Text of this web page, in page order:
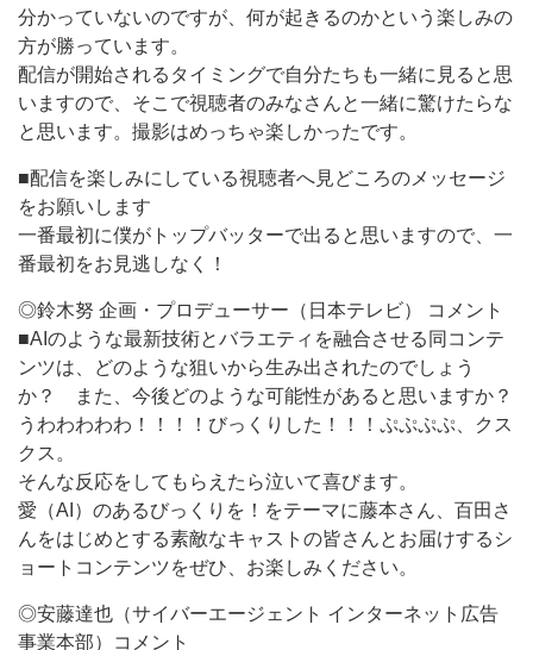
分かっていないのですが、何が起きるのかという楽しみの
方が勝っています。
配信が開始されるタイミングで自分たちも一緒に見ると思
いますので、そこで視聴者のみなさんと一緒に驚けたらな
と思います。撮影はめっちゃ楽しかったです。
■配信を楽しみにしている視聴者へ見どころのメッセージ
をお願いします
一番最初に僕がトップバッターで出ると思いますので、一
番最初をお見逃しなく！
◎鈴木努 企画・プロデューサー（日本テレビ） コメント
■AIのような最新技術とバラエティを融合させる同コンテ
ンツは、どのような狙いから生み出されたのでしょう
か？ また、今後どのような可能性があると思いますか？
うわわわわわ！！！！びっくりした！！！ぷぷぷぷ、クス
クス。
そんな反応をしてもらえたら泣いて喜びます。
愛（AI）のあるびっくりを！をテーマに藤本さん、百田さ
んをはじめとする素敵なキャストの皆さんとお届けするシ
ョートコンテンツをぜひ、お楽しみください。
◎安藤達也（サイバーエージェント インターネット広告
事業本部）コメント